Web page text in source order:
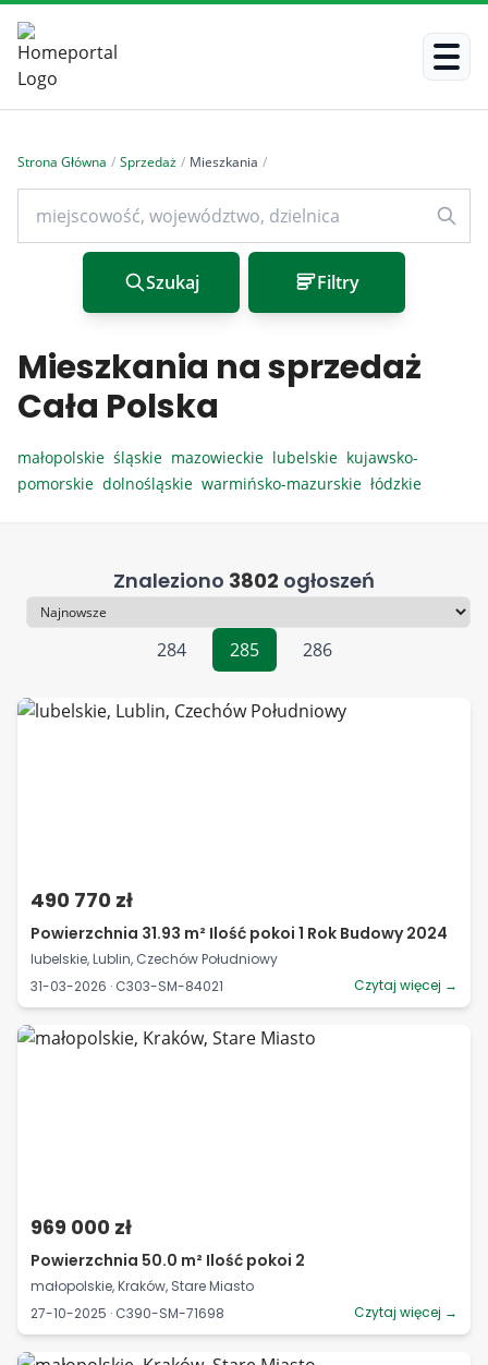
Strona Główna / Sprzedaż / Mieszkania /
Szukaj Filtry
Mieszkania na sprzedaż
Cała Polska
małopolskie śląskie mazowieckie lubelskie kujawsko-
pomorskie dolnośląskie warmińsko-mazurskie łódzkie
Znaleziono 3802 ogłoszeń
Sortowanie
284
285 286
490 770 zł
Powierzchnia 31.93 m² Ilość pokoi 1 Rok Budowy 2024
lubelskie, Lublin, Czechów Południowy
31-03-2026 · C303-SM-84021
Czytaj więcej →
969 000 zł
Powierzchnia 50.0 m² Ilość pokoi 2
małopolskie, Kraków, Stare Miasto
27-10-2025 · C390-SM-71698
Czytaj więcej →